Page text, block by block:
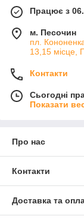
Працює з
м. Песочин
пл.
13,15 місце,
Контакти
Сьогодні
Показати
Про нас
Контакти
Доставка та